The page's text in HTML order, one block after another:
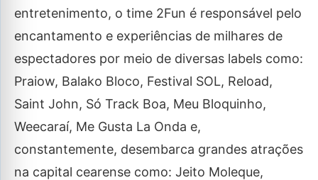
entretenimento, o time 2Fun é responsável pelo
encantamento e experiências de milhares de
espectadores por meio de diversas labels como:
Praiow, Balako Bloco, Festival SOL, Reload,
Saint John, Só Track Boa, Meu Bloquinho,
Weecaraí, Me Gusta La Onda e,
constantemente, desembarca grandes atrações
na capital cearense como: Jeito Moleque,